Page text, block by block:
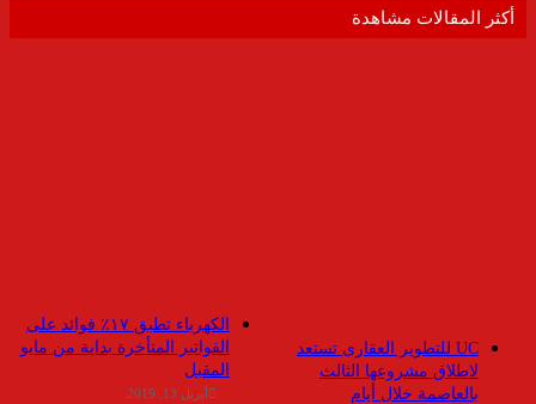
أكثر المقالات مشاهدة
الكهرباء تطبق ١٧٪ فوائد على
الفواتير المتأخرة بداية من مايو
المقبل
أبريل 13, 2019
UC للتطوير العقارى تستعد
لاطلاق مشروعها الثالث
بالعاصمة خلال أيام